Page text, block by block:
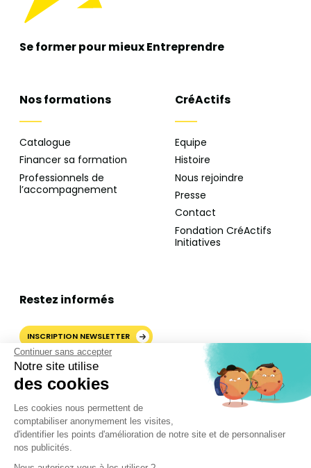
Continuer sans accepter
Notre site utilise
des cookies
Les cookies nous permettent de
comptabiliser anonymement les visites,
d'identifier les points d'amélioration de notre site et de personnaliser
nos publicités.
Se former pour mieuxEntreprendre
Nos formations
Catalogue
Financer sa formation
Professionnels de
l’accompagnement
CréActifs
Equipe
Histoire
Nous rejoindre
Presse
Contact
Fondation CréActifs
Initiatives
Restez informés
INSCRIPTION NEWSLETTER
AJOUTER CRÉACTIFS COMME
SOURCE PRÉFÉRÉE SUR
GOOGLE